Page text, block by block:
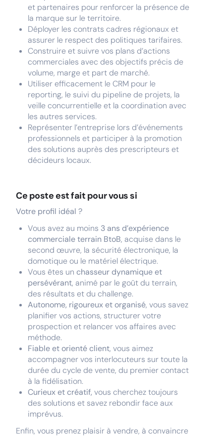
et partenaires pour renforcer la présence de
la marque sur le territoire.
Déployer les contrats cadres régionaux et
assurer le respect des politiques tarifaires.
Construire et suivre vos plans d’actions
commerciales avec des objectifs précis de
volume, marge et part de marché.
Utiliser efficacement le CRM pour le
reporting, le suivi du pipeline de projets, la
veille concurrentielle et la coordination avec
les autres services.
Représenter l’entreprise lors d’événements
professionnels et participer à la promotion
des solutions auprès des prescripteurs et
décideurs locaux.
Ce poste est fait pour vous si
Votre profil idéal ?
Vous avez au moins 3 ans d’expérience
commerciale terrain BtoB, acquise dans le
second œuvre, la sécurité électronique, la
domotique ou le matériel électrique.
Vous êtes un chasseur dynamique et
persévérant, animé par le goût du terrain,
des résultats et du challenge.
Autonome, rigoureux et organisé, vous savez
planifier vos actions, structurer votre
prospection et relancer vos affaires avec
méthode.
Fiable et orienté client, vous aimez
accompagner vos interlocuteurs sur toute la
durée du cycle de vente, du premier contact
à la fidélisation.
Curieux et créatif, vous cherchez toujours
des solutions et savez rebondir face aux
imprévus.
Enfin, vous prenez plaisir à vendre, à convaincre